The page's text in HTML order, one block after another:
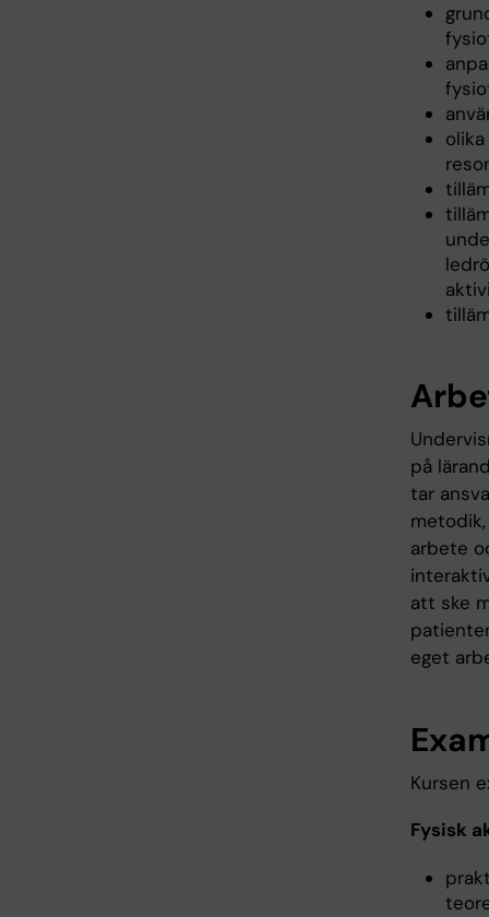
på
tar
arbete
att ske
eget
Kursen
Fysisk